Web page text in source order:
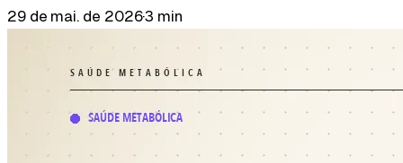
29 de mai. de 2026·3 min